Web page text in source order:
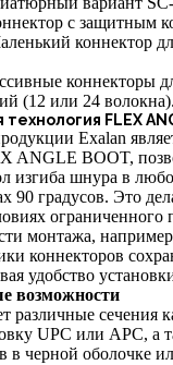
с защитным
коннектор
коннекторы
(12 или 24 волокна).
FLEX
Exalan
ANGLE BOOT,
изгиба шнура в
90 градусов. Это
ограниченного
монтажа,
коннекторов
удобство
возможности
различные сечения
UPC или APC, а
в черной оболочке